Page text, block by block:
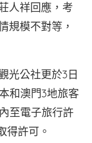
人祥回應，考
規模不對等，
光公社更於3日
和澳門3地旅客
至電子旅行許
得許可。